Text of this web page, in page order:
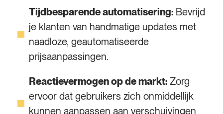
Tijdbesparende automatisering:Bevrijd
je klanten van handmatige updates met
naadloze, geautomatiseerde
prijsaanpassingen.
Reactievermogen op de markt:Zorg
ervoor dat gebruikers zich onmiddellijk
kunnen aanpassen aan verschuivingen